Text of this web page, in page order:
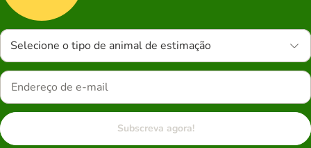
Selecione o tipo de animal de estimação
Subscreva agora!